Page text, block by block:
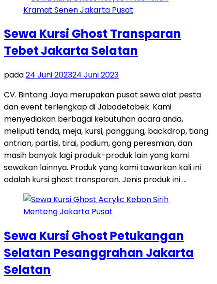
Sewa Kursi Ghost Transparan
Tebet Jakarta Selatan
pada24 Juni 202324 Juni 2023
CV. Bintang Jaya merupakan pusat sewa alat pesta
dan event terlengkap di Jabodetabek. Kami
menyediakan berbagai kebutuhan acara anda,
meliputi tenda, meja, kursi, panggung, backdrop, tiang
antrian, partisi, tirai, podium, gong peresmian, dan
masih banyak lagi produk-produk lain yang kami
sewakan lainnya. Produk yang kami tawarkan kali ini
adalah kursi ghost transparan. Jenis produk ini …
Sewa Kursi Ghost Petukangan
Selatan Pesanggrahan Jakarta
Selatan